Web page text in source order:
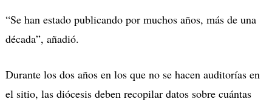
“Se han estado publicando por muchos años, más de una
década”, añadió.
Durante los dos años en los que no se hacen auditorías en
el sitio, las diócesis deben recopilar datos sobre cuántas